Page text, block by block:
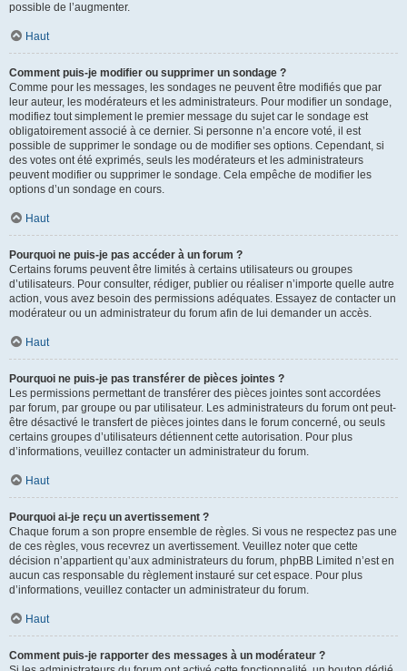
possible de l’augmenter.
Haut
Comment puis-je modifier ou supprimer un sondage ?
Comme pour les messages, les sondages ne peuvent être modifiés que par
leur auteur, les modérateurs et les administrateurs. Pour modifier un sondage,
modifiez tout simplement le premier message du sujet car le sondage est
obligatoirement associé à ce dernier. Si personne n’a encore voté, il est
possible de supprimer le sondage ou de modifier ses options. Cependant, si
des votes ont été exprimés, seuls les modérateurs et les administrateurs
peuvent modifier ou supprimer le sondage. Cela empêche de modifier les
options d’un sondage en cours.
Haut
Pourquoi ne puis-je pas accéder à un forum ?
Certains forums peuvent être limités à certains utilisateurs ou groupes
d’utilisateurs. Pour consulter, rédiger, publier ou réaliser n’importe quelle autre
action, vous avez besoin des permissions adéquates. Essayez de contacter un
modérateur ou un administrateur du forum afin de lui demander un accès.
Haut
Pourquoi ne puis-je pas transférer de pièces jointes ?
Les permissions permettant de transférer des pièces jointes sont accordées
par forum, par groupe ou par utilisateur. Les administrateurs du forum ont peut-
être désactivé le transfert de pièces jointes dans le forum concerné, ou seuls
certains groupes d’utilisateurs détiennent cette autorisation. Pour plus
d’informations, veuillez contacter un administrateur du forum.
Haut
Pourquoi ai-je reçu un avertissement ?
Chaque forum a son propre ensemble de règles. Si vous ne respectez pas une
de ces règles, vous recevrez un avertissement. Veuillez noter que cette
décision n’appartient qu’aux administrateurs du forum, phpBB Limited n’est en
aucun cas responsable du règlement instauré sur cet espace. Pour plus
d’informations, veuillez contacter un administrateur du forum.
Haut
Comment puis-je rapporter des messages à un modérateur ?